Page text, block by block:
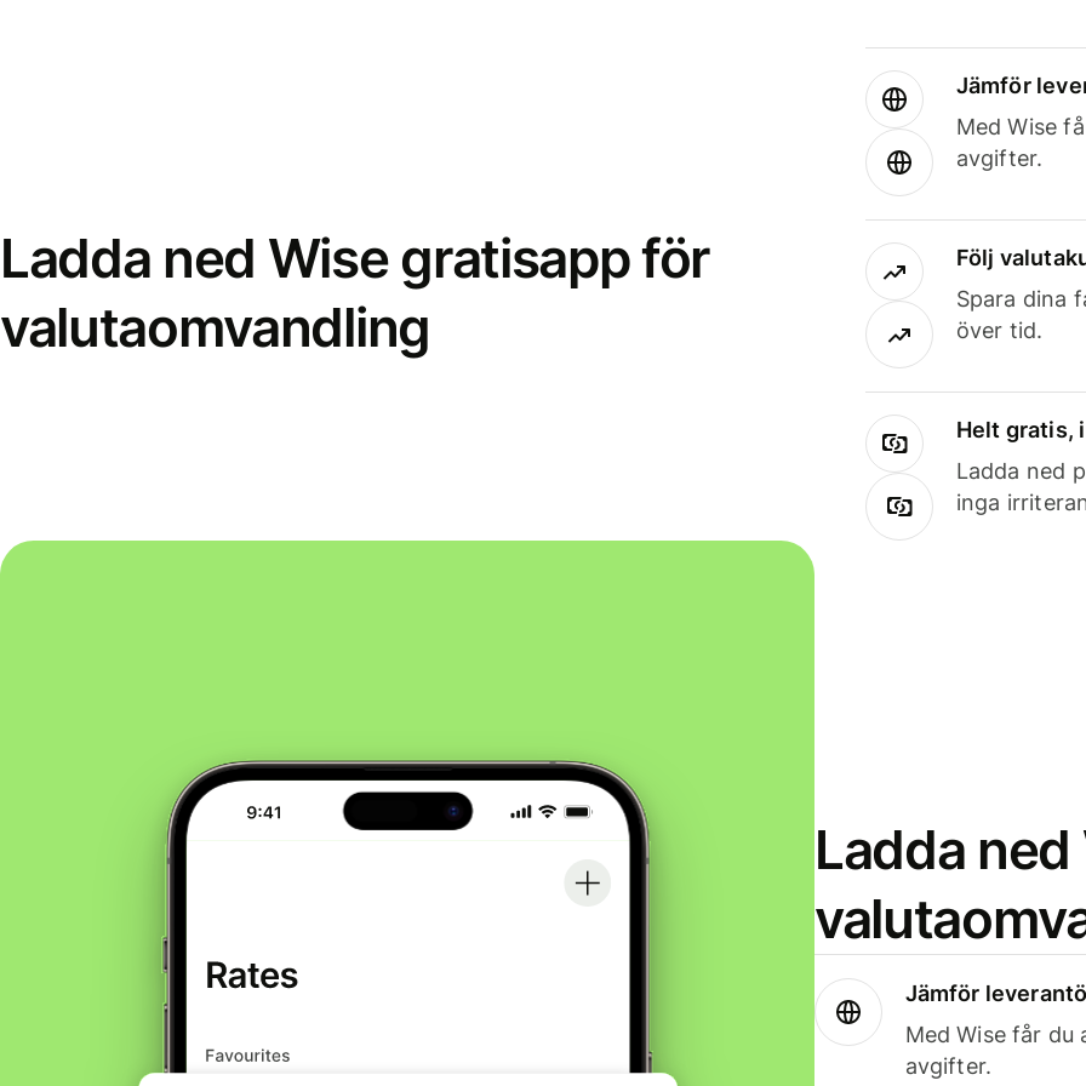
Ladda ned Wise gratisapp för
valutaomvandling
Jämför
Med Wise
avgifter.
Följ
Spara dina
över tid.
Helt gratis,
Ladda ned
inga
Ladda
Jämför
Med Wise får du
avgifter.